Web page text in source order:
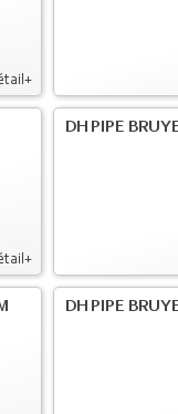
DH PIPE
DH PIPE